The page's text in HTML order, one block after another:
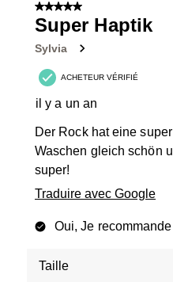
5 sur 5 étoiles.
Super Haptik
Sylvia
ACHETEUR VÉRIFIÉ
il y a un an
Der Rock hat eine
Waschen gleich schön
super!
Traduire avec Google
Oui, Je
Taille